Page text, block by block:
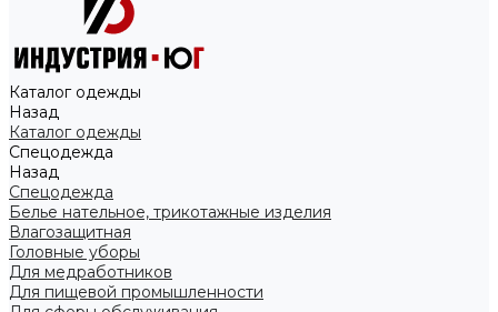
Каталог одежды
Назад
Каталог одежды
Спецодежда
Назад
Спецодежда
Белье нательное, трикотажные изделия
Влагозащитная
Головные уборы
Для медработников
Для пищевой промышленности